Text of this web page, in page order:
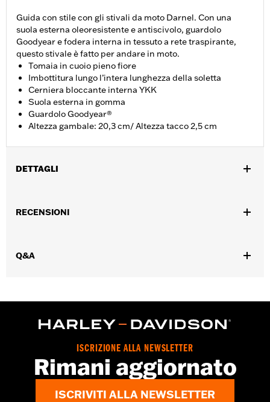
Guida con stile con gli stivali da moto Darnel. Con una
suola esterna oleoresistente e antiscivolo, guardolo
Goodyear e fodera interna in tessuto a rete traspirante,
questo stivale è fatto per andare in moto.
Tomaia in cuoio pieno fiore
Imbottitura lungo l’intera lunghezza della soletta
Cerniera bloccante interna YKK
Suola esterna in gomma
Guardolo Goodyear®
Altezza gambale: 20,3 cm/ Altezza tacco 2,5 cm
DETTAGLI
Caratteristiche funzionali:
complete
tacco 2,5 cm
RECENSIONI
Q&A
ISCRIZIONE ALLA NEWSLETTER
Rimani aggiornato
ISCRIVITI ALLA NEWSLETTER